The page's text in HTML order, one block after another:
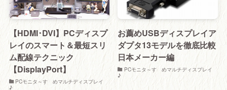
【HDMI･DVI】PCディスプ
レイのスマート＆最短スリ
ム配線テクニック
【DisplayPort】
PCモニタ～すゝめマルチディスプレイ
♪
お薦めUSBディスプレイア
ダプタ13モデルを徹底比較
日本メーカー編
PCモニタ～すゝめマルチディスプレイ
♪